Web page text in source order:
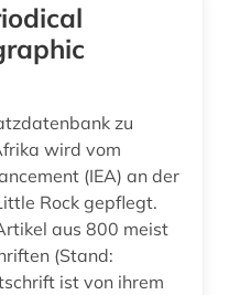
deutsches volksliedarchiv (1)
zu
wird vom
(IEA) an der
Rock gepflegt.
aus 800 meist
(Stand:
ist von ihrem